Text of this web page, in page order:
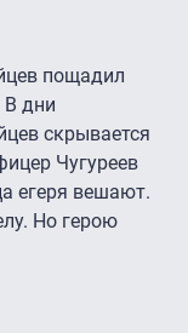
пощадил
В дни
скрывается
Чугуреев
егеря вешают.
Но герою